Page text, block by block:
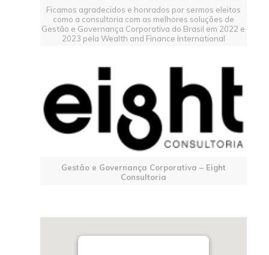
Ficamos agradecidos e honrados por sermos eleitos
como a consultoria com as melhores soluções de
Gestão e Governança Corporativa do Brasil em 2022 e
2023 pela Wealth and Finance International
Gestão e Governança Corporativa – Eight
Consultoria